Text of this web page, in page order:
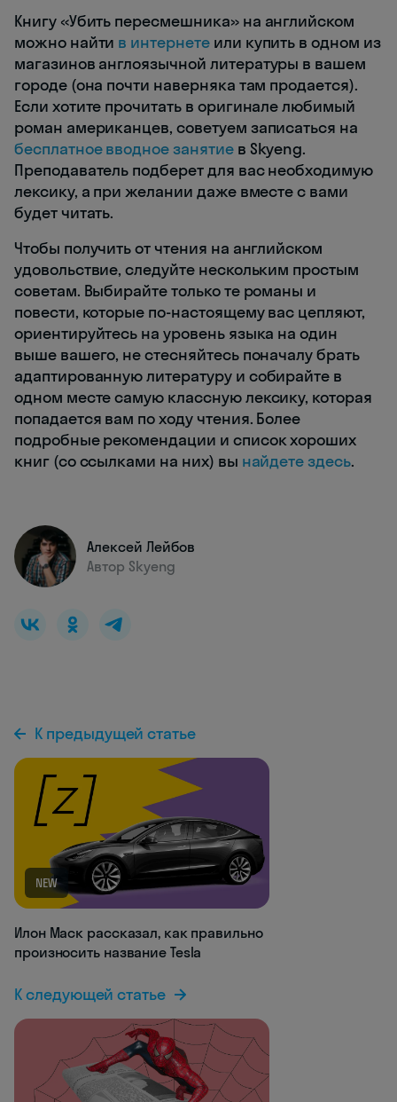
Книгу «Убить пересмешника» на английском
можно найти в интернетеили купить в одном из
магазинов англоязычной литературы в вашем
городе (она почти наверняка там продается).
Если хотите прочитать в оригинале любимый
роман американцев, советуем записаться на
бесплатное вводное занятиев Skyeng.
Преподаватель подберет для вас необходимую
лексику, а при желании даже вместе с вами
будет читать.
Чтобы получить от чтения на английском
удовольствие, следуйте нескольким простым
советам. Выбирайте только те романы и
повести, которые по-настоящему вас цепляют,
ориентируйтесь на уровень языка на один
выше вашего, не стесняйтесь поначалу брать
адаптированную литературу и собирайте в
одном месте самую классную лексику, которая
попадается вам по ходу чтения. Более
подробные рекомендации и список хороших
книг (со ссылками на них) вы найдете здесь.
Алексей Лейбов
Автор Skyeng
К предыдущей статье
NEW
Илон Маск рассказал, как правильно
произносить название Tesla
К следующей статье